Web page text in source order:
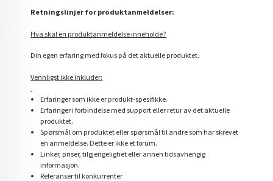
Retningslinjer for produktanmeldelser:
Hva skal en produktanmeldelse inneholde?
Din egen erfaring med fokus på det aktuelle produktet.
Vennligst ikke inkluder:
Erfaringer som ikke er produkt-spesifikke.
Erfaringer i forbindelse med support eller retur av det aktuelle
produktet.
Spørsmål om produktet eller spørsmål til andre som har skrevet
en anmeldelse. Dette er ikke et forum.
Linker, priser, tilgjengelighet eller annen tidsavhengig
informasjon.
Referanser til konkurrenter